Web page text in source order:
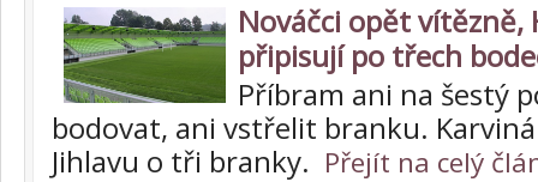
Nováčci opět vítězně,
připisují po třech
Příbram ani na šestý
bodovat, ani vstřelit branku.
Jihlavu o tři branky. Přejít na celý